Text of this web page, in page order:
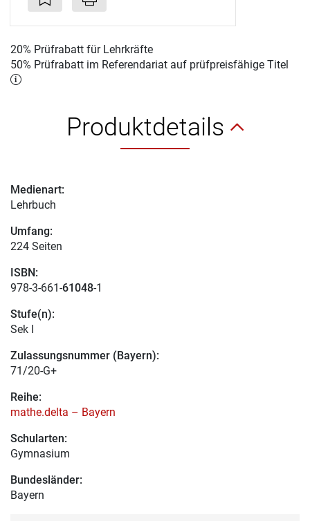
20% Prüfrabatt für Lehrkräfte
50% Prüfrabatt im Referendariat auf prüfpreisfähige Titel
Produktdetails
Medienart:
Lehrbuch
Umfang:
224 Seiten
ISBN:
978-3-661-61048-1
Stufe(n):
Sek I
Zulassungsnummer (Bayern):
71/20-G+
Reihe:
mathe.delta – Bayern
Schularten:
Gymnasium
Bundesländer:
Bayern